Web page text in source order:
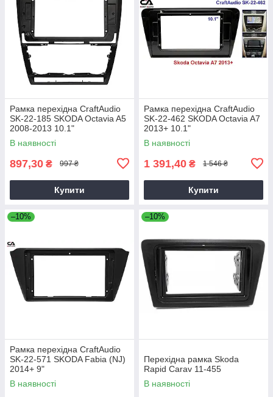
Рамка перехідна CraftAudio
SK-22-185 SKODA Octavia A5
2008-2013 10.1"
В наявності
897,30 ₴ 997 ₴
Купити
Рамка перехідна CraftAudio
SK-22-462 SKODA Octavia A7
2013+ 10.1"
В наявності
1 391,40 ₴ 1 546 ₴
Купити
–10%
Рамка перехідна CraftAudio
SK-22-571 SKODA Fabia (NJ)
2014+ 9"
В наявності
–10%
Перехідна рамка Skoda
Rapid Carav 11-455
В наявності